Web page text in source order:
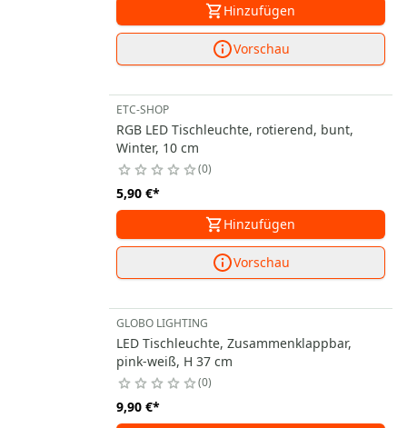
Hinzufügen
Vorschau
ETC-SHOP
RGB LED Tischleuchte, rotierend, bunt,
Winter, 10 cm
0
5,90 €*
Hinzufügen
Vorschau
GLOBO LIGHTING
LED Tischleuchte, Zusammenklappbar,
pink-weiß, H 37 cm
0
9,90 €*